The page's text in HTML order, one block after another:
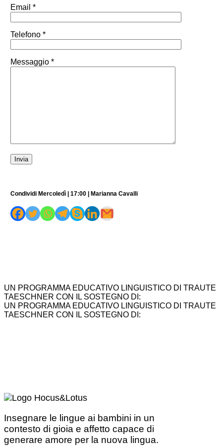
Email *
Telefono *
Messaggio *
Condividi Mercoledì | 17:00 | Marianna Cavalli
UN PROGRAMMA EDUCATIVO LINGUISTICO DI TRAUTE
TAESCHNER CON IL SOSTEGNO DI:
UN PROGRAMMA EDUCATIVO LINGUISTICO DI TRAUTE
TAESCHNER CON IL SOSTEGNO DI:
Insegnare le lingue ai bambini in un
contesto di gioia e affetto capace di
generare amore per la nuova lingua.